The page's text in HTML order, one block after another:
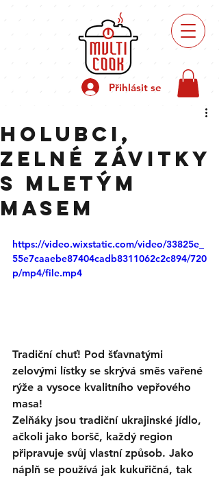
Přihlásit se
Holubci,
Zelné závitky
s mletým
masem
https://video.wixstatic.com/video/33825e_
55e7caaebe87404cadb8311062c2c894/720
p/mp4/file.mp4
Tradiční chuť! Pod šťavnatými
zelovými lístky se skrývá směs vařené
rýže a vysoce kvalitního vepřového
masa!
Zelňáky jsou tradiční ukrajinské jídlo,
ačkoli jako boršč, každý region
připravuje svůj vlastní způsob. Jako
náplň se používá jak kukuřičná, tak